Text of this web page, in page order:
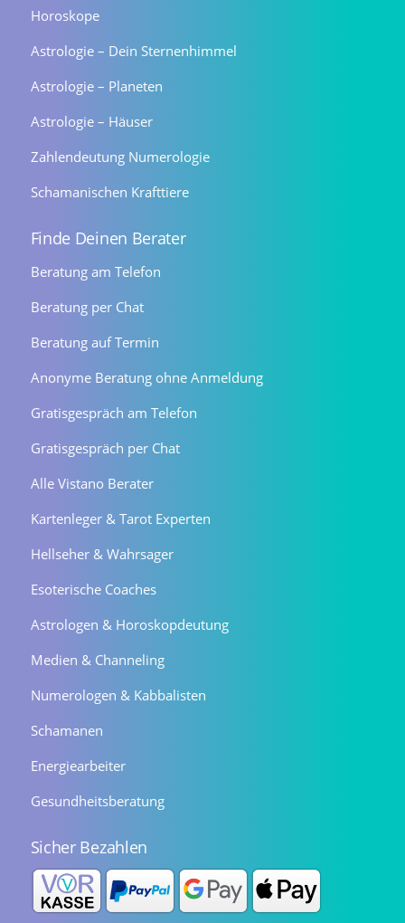
Horoskope
Astrologie – Dein Sternenhimmel
Astrologie – Planeten
Astrologie – Häuser
Zahlendeutung Numerologie
Schamanischen Krafttiere
Finde Deinen Berater
Beratung am Telefon
Beratung per Chat
Beratung auf Termin
Anonyme Beratung ohne Anmeldung
Gratisgespräch am Telefon
Gratisgespräch per Chat
Alle Vistano Berater
Kartenleger & Tarot Experten
Hellseher & Wahrsager
Esoterische Coaches
Astrologen & Horoskopdeutung
Medien & Channeling
Numerologen & Kabbalisten
Schamanen
Energiearbeiter
Gesundheitsberatung
Sicher Bezahlen